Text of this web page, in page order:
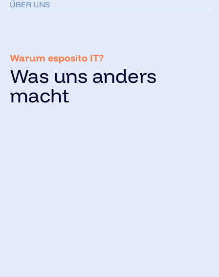
ÜBER UNS
Warum esposito IT?
Was uns anders
macht